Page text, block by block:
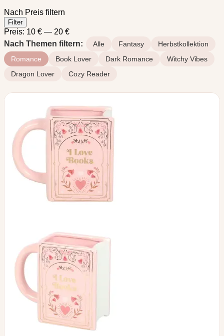
Nach Preis filtern
Min.
Preis
Max.
Preis
Filter
Preis: 10 € — 20 €
Nach Themen filtern:
Alle Fantasy
Herbstkollektion
Romance
Book Lover Dark Romance
Witchy Vibes
Dragon Lover
Cozy Reader